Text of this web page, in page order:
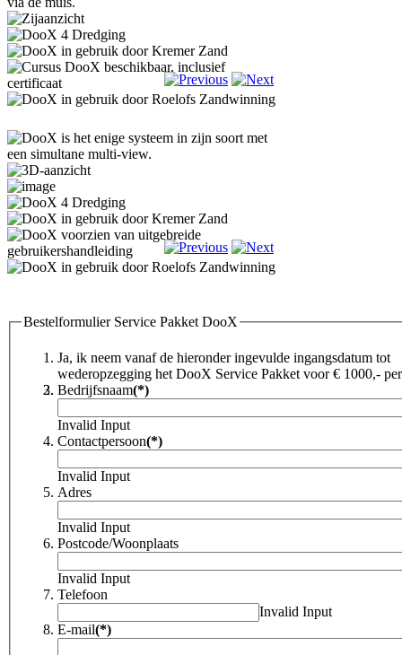
Bestelformulier Service Pakket DooX
Ja, ik neem vanaf de hieronder ingevulde ingangsdatum tot
wederopzegging het DooX Service Pakket voor € 1000,-
Bedrijfsnaam(*)
Invalid Input
Contactpersoon(*)
Invalid Input
Adres
Invalid Input
Postcode/Woonplaats
Invalid Input
Telefoon
Invalid Input
E-mail(*)